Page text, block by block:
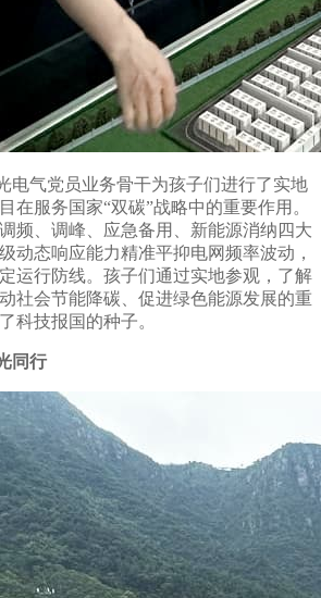
气党员业务骨干为孩子们进行了实地
在服务国家“双碳”战略中的重要作用。
频、调峰、应急备用、新能源消纳四大
动态响应能力精准平抑电网频率波动，
运行防线。孩子们通过实地参观，了解
社会节能降碳、促进绿色能源发展的重
科技报国的种子。
同行